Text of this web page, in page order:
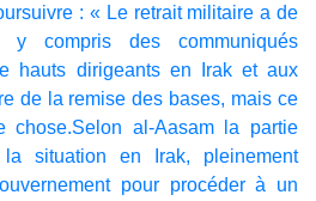
: « Le retrait militaire a de
y compris des communiqués
hauts dirigeants en Irak et aux
de la remise des bases, mais ce
chose.Selon al-Aasam la partie
situation en Irak, pleinement
pour procéder à un